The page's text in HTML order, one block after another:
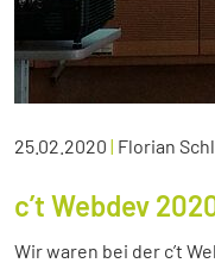
25.02.2020 | Florian
c’t Webdev
Wir waren bei der c’t